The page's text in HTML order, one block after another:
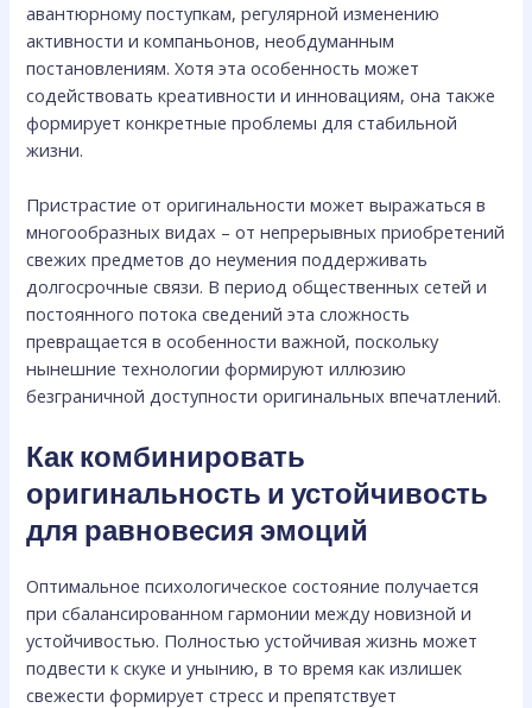
авантюрному поступкам, регулярной изменению
активности и компаньонов, необдуманным
постановлениям. Хотя эта особенность может
содействовать креативности и инновациям, она также
формирует конкретные проблемы для стабильной
жизни.
Пристрастие от оригинальности может выражаться в
многообразных видах – от непрерывных приобретений
свежих предметов до неумения поддерживать
долгосрочные связи. В период общественных сетей и
постоянного потока сведений эта сложность
превращается в особенности важной, поскольку
нынешние технологии формируют иллюзию
безграничной доступности оригинальных впечатлений.
Как комбинировать
оригинальность и устойчивость
для равновесия эмоций
Оптимальное психологическое состояние получается
при сбалансированном гармонии между новизной и
устойчивостью. Полностью устойчивая жизнь может
подвести к скуке и унынию, в то время как излишек
свежести формирует стресс и препятствует